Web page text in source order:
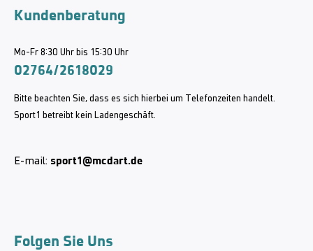
Kundenberatung
Mo-Fr 8:30 Uhr bis 15:30 Uhr
02764/2618029
Bitte beachten Sie, dass es sich hierbei um Telefonzeiten handelt.
Sport1 betreibt kein Ladengeschäft.
E-mail: sport1@mcdart.de
Folgen Sie Uns